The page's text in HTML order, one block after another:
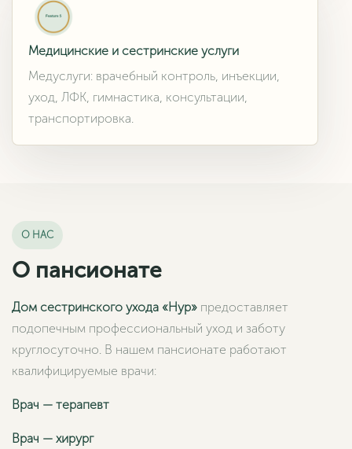
Медицинские и сестринские услуги
Медуслуги: врачебный контроль, инъекции,
уход, ЛФК, гимнастика, консультации,
транспортировка.
О НАС
О пансионате
Дом сестринского ухода «Нур» предоставляет
подопечным профессиональный уход и заботу
круглосуточно. В нашем пансионате работают
квалифицируемые врачи:
Врач — терапевт
Врач — хирург